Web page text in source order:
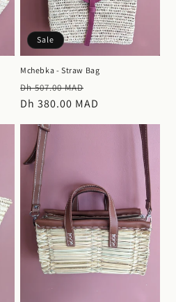
Sale
Mchebka - Straw Bag
Regular
price
Dh 507.00 MAD
price
Dh 380.00 MAD